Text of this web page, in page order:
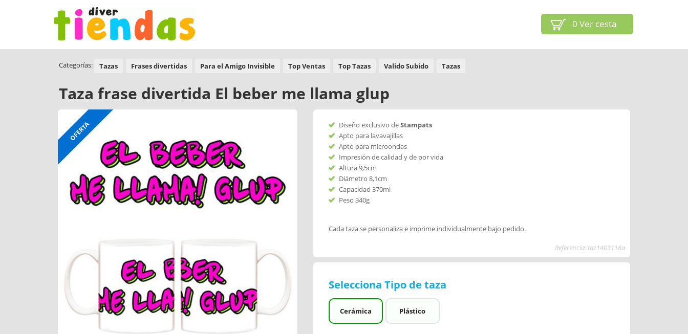
0 Ver cesta
Categorías: Tazas Frases divertidas Para el Amigo Invisible Top Ventas Top Tazas Valido Subido Tazas
Taza frase divertida El beber me llama glup
OFERTA Diseño exclusivo deStampats
Apto para lavavajillas
Apto para microondas
Impresión de calidad y de por vida
Altura 9,5cm
Diámetro 8,1cm
Capacidad 370ml
Peso 340g
Cada taza se personaliza e imprime individualmente bajo pedido.
Referencia: taz1403116a
Selecciona Tipo de taza
Cerámica Plástico